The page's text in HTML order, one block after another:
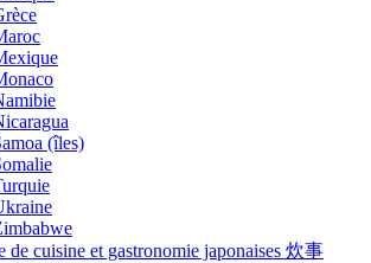
(îles)
de cuisine et gastronomie japonaises 炊事